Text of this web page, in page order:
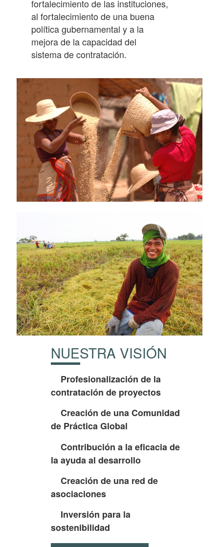
fortalecimiento de las instituciones,
al fortalecimiento de una buena
política gubernamental y a la
mejora de la capacidad del
sistema de contratación.
NUESTRA VISIÓN
Profesionalización de la
contratación de proyectos
Creación de una Comunidad
de Práctica Global
Contribución a la eficacia de
la ayuda al desarrollo
Creación de una red de
asociaciones
Inversión para la
sostenibilidad